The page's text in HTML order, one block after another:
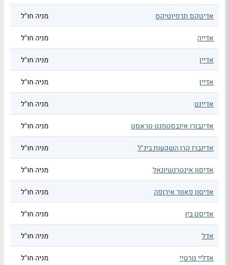
אדיטקס תרפיוטיקס מניה חו"ל
אדייה מניה חו"ל
אדיין מניה חו"ל
אדיין מניה חו"ל
אדיינט מניה חו"ל
אדינבורו אינבסטמנט טראסט מניה חו"ל
אדינברו קרן השקעות בינ"ל מניה חו"ל
אדיסון אינטרנשיונאל מניה חו"ל
אדיסון פאוור אירופה מניה חו"ל
אדיסט ביו מניה חו"ל
אדל מניה חו"ל
אדליי נורטיי מניה חו"ל